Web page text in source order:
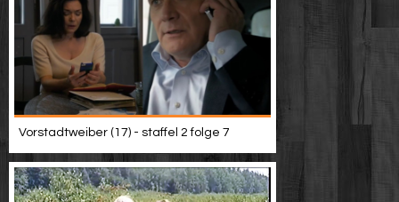
Vorstadtweiber (17) - staffel 2 folge 7